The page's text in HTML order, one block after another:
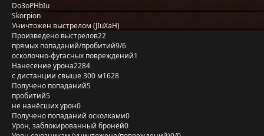
Do3oPHbIu
Skorpion
Уничтожен выстрелом (JIuXaH)
Произведено выстрелов22
прямых попаданий/пробитий9/6
осколочно-фугасных повреждений1
Нанесение урона2284
с дистанции свыше 300 м1628
Получено попаданий5
пробитий5
не нанёсших урон0
Получено попаданий осколками0
Урон, заблокированный бронёй0